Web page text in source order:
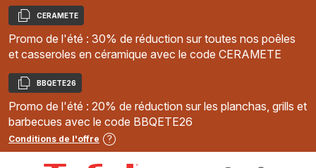
Copier
CERAMETE
Promo de l'été : 30% de réduction sur toutes nos poêles
et casseroles en céramique avec le code CERAMETE
Copier
BBQETE26
Promo de l'été : 20% de réduction sur les planchas, grills et
barbecues avec le code BBQETE26
Conditions de l'offre